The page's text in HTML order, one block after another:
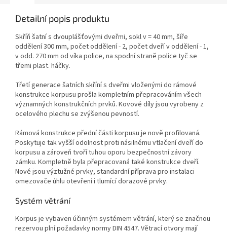
Detailní popis produktu
Skříň šatní s dvouplášťovými dveřmi, sokl v = 40 mm, šíře
oddělení 300 mm, počet oddělení - 2, počet dveří v oddělení - 1,
v odd. 270 mm od víka police, na spodní straně police tyč se
třemi plast. háčky.
Třetí generace šatních skříní s dveřmi vloženými do rámové
konstrukce korpusu prošla kompletním přepracováním všech
významných konstrukčních prvků. Kovové díly jsou vyrobeny z
ocelového plechu se zvýšenou pevností.
Rámová konstrukce přední části korpusu je nově profilovaná.
Poskytuje tak vyšší odolnost proti násilnému vtlačení dveří do
korpusu a zároveň tvoří tuhou oporu bezpečnostní závory
zámku. Kompletně byla přepracovaná také konstrukce dveří.
Nové jsou výztužné prvky, standardní příprava pro instalaci
omezovače úhlu otevření i tlumící dorazové prvky.
Systém větrání
Korpus je vybaven účinným systémem větrání, který se značnou
rezervou plní požadavky normy DIN 4547. Větrací otvory mají